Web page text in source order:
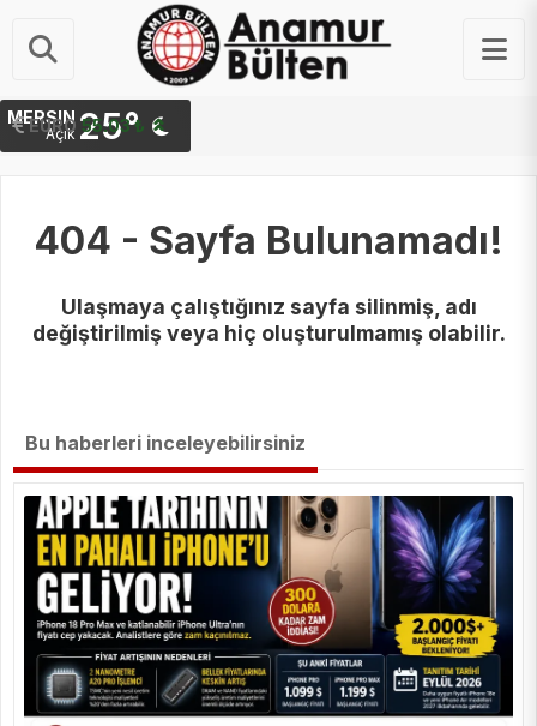
EURO 55.03 ₺
STERLIN 64.26 ₺
MERSIN
Açık 25°
404 - Sayfa Bulunamadı!
Ulaşmaya çalıştığınız sayfa silinmiş, adı
değiştirilmiş veya hiç oluşturulmamış olabilir.
Bu haberleri inceleyebilirsiniz